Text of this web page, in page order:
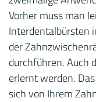
Vorher muss man
Interdentalbürsten
der
durchführen. Auch
erlernt werden.
sich von Ihrem